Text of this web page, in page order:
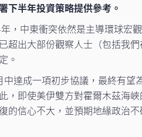
下半年投資策略提供參考。
，中東衝突依然是主導環球宏
超出大部份觀察人士（包括我
。
中達成一項初步協議，最終有
，即使美伊雙方對霍爾木茲海
的信心不大，並預期地緣政治